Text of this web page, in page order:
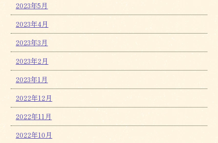
2023年5月
2023年4月
2023年3月
2023年2月
2023年1月
2022年12月
2022年11月
2022年10月